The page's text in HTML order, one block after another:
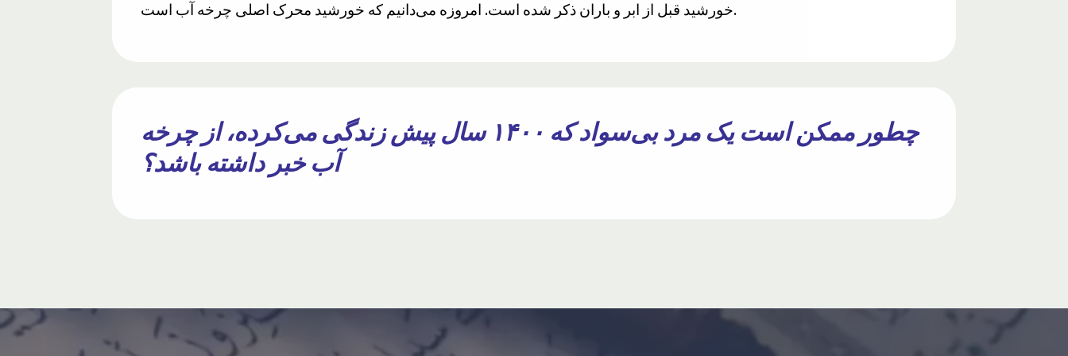
خورشید قبل از ابر و باران ذکر شده است. امروزه می‌دانیم که خورشید محرک اصلی چرخه آب است.
چطور ممکن است یک مرد بی‌سواد که ۱۴۰۰ سال پیش زندگی می‌کرده، از چرخه
آب خبر داشته باشد؟